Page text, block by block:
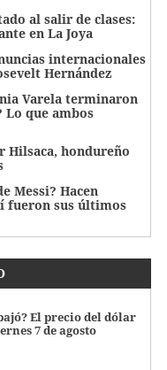
al salir de clases:
en La Joya
internacionales
Hernández
Varela terminaron
Lo que ambos
Hilsaca, hondureño
Messi? Hacen
fueron sus últimos
El precio del dólar
7 de agosto